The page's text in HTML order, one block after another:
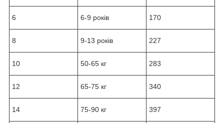
6 6-9 років 170
8 9-13 років 227
10 50-65 кг 283
12 65-75 кг 340
14 75-90 кг 397